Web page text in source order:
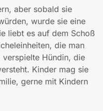
aber sobald sie
wurde sie eine
liebt es auf dem Schoß
die man
Hündin, die
Kinder mag sie
gerne mit Kindern